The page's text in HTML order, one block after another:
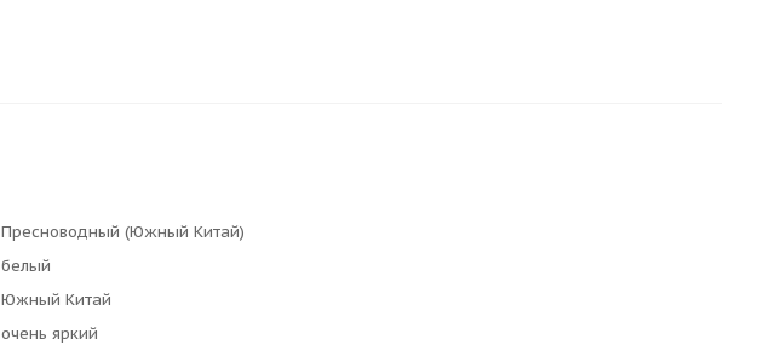
Пресноводный (Южный Китай)
белый
Южный Китай
очень яркий